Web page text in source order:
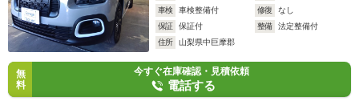
車検
車検整備付 修復
なし
保証
保証付 整備
法定整備付
住所
山梨県中巨摩郡
無
料
今すぐ在庫確認・見積依頼
電話する